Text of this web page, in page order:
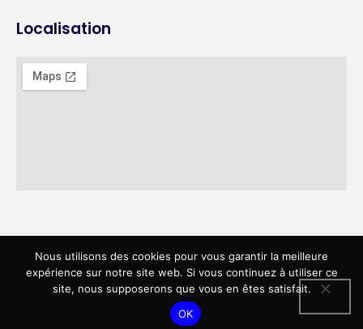
Localisation
2026 - Beeware Digital SRL - TVA : BE1000130970
Nous utilisons des cookies pour vous garantir la meilleure
expérience sur notre site web. Si vous continuez à utiliser ce
site, nous supposerons que vous en êtes satisfait.
OK